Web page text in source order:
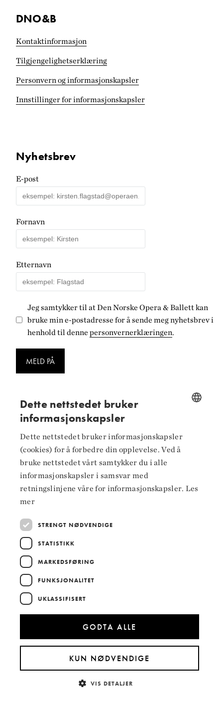
DNO&B
Kontaktinformasjon
Tilgjengelighets­erklæring
Personvern og informasjonskapsler
Innstillinger for informasjonskapsler
Nyhetsbrev
E-post
Fornavn
Etternavn
Jeg samtykker til at Den Norske Opera & Ballett kan
bruke min e-postadresse for å sende meg nyhetsbrev i
henhold til denne personvernerklæringen.
MELD PÅ
Følg oss på
Facebook
Instagram
LinkedIn
Hoved­samarbeidspartnere
ENGLISH
Dette nettstedet bruker
informasjonskapsler
Dette nettstedet bruker informasjonskapsler
(cookies) for å forbedre din opplevelse. Ved å
bruke nettstedet vårt samtykker du i alle
informasjonskapsler i samsvar med
retningslinjene våre for informasjonskapsler. Les
mer
STRENGT NØDVENDIGE
STATISTIKK
MARKEDSFØRING
FUNKSJONALITET
UKLASSIFISERT
GODTA ALLE
KUN NØDVENDIGE
VIS DETALJER